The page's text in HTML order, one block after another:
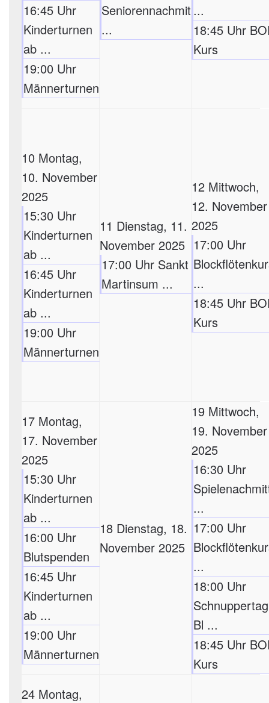
16:45 Uhr
Kinderturnen
ab ...
19:00 Uhr
Männerturnen
Seniorennachmit
...
...
18:45 Uhr
Kurs
10 Montag,
10. November
2025
15:30 Uhr
Kinderturnen
ab ...
16:45 Uhr
Kinderturnen
ab ...
19:00 Uhr
Männerturnen
11 Dienstag, 11.
November 2025
17:00 Uhr Sankt
Martinsum ...
12 Mittwoch,
12. November
2025
17:00 Uhr
...
18:45 Uhr
Kurs
17 Montag,
17. November
2025
15:30 Uhr
Kinderturnen
ab ...
16:00 Uhr
Blutspenden
16:45 Uhr
Kinderturnen
ab ...
19:00 Uhr
Männerturnen
18 Dienstag, 18.
November 2025
19 Mittwoch,
19. November
2025
16:30 Uhr
...
17:00 Uhr
...
18:00 Uhr
Schnuppertag
Bl ...
18:45 Uhr
Kurs
24 Montag,